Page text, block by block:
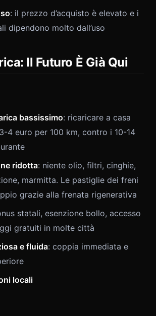
: il prezzo d’acquisto è elevato e i
dipendono molto dall’uso
Il Futuro È Già Qui
bassissimo: ricaricare a casa
4 euro per 100 km, contro i 10-14
ridotta: niente olio, filtri, cinghie,
marmitta. Le pastiglie dei freni
grazie alla frenata rigenerativa
statali, esenzione bollo, accesso
gratuiti in molte città
e fluida: coppia immediata e
locali